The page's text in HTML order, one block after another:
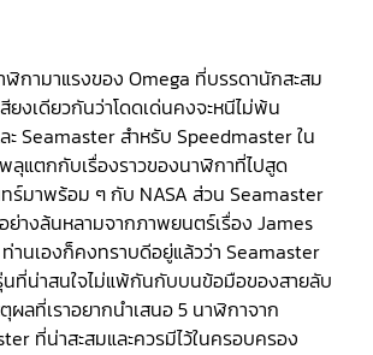
กามาแรงของ Omega ที่บรรดานักสะสม
งเดียวกันว่าโดดเด่นคงจะหนีไม่พ้น
Seamaster สำหรับ Speedmaster ใน
ลุแตกกับเรื่องราวของนาฬิกาที่ไปสูด
ร์มาพร้อม ๆ กับ NASA ส่วน Seamaster
ย่างล้นหลามจากภาพยนตร์เรื่อง James
านเองก็คงทราบดีอยู่แล้วว่า Seamaster
ที่น่าสนใจไม่แพ้กันกับบนข้อมือของสายลับ
ผลที่เราอยากนำเสนอ 5 นาฬิกาจาก
ที่น่าสะสมและควรมีไว้ในครอบครอง